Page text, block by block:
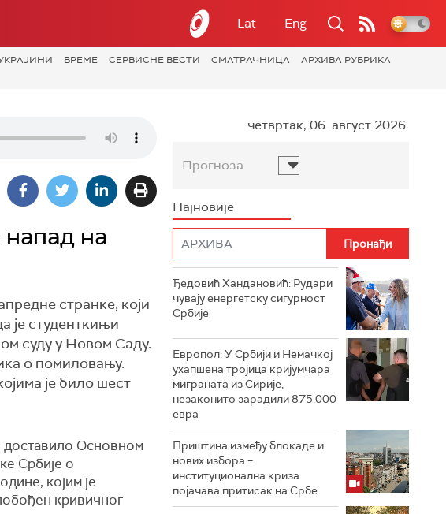
Lat Eng
ВРЕМЕ СЕРВИСНЕ ВЕСТИ СМАТРАЧНИЦА
АРХИВА РУБРИКА
на
странке, који
је студенткињи
суду у Новом Саду.
о помиловању.
је било шест
доставило Основном
Србије о
којим је
кривичног
четвртак, 06. август 2026.
Прогноза
Најновије
Ђедовић Хандановић: Рудари
чувају енергетску сигурност
Србије
Европол: У Србији и Немачкој
ухапшена тројица кријумчара
миграната из Сирије,
незаконито зарадили 875.000
евра
Приштина између блокаде и
нових избора –
институционална криза
појачава притисак на Србе